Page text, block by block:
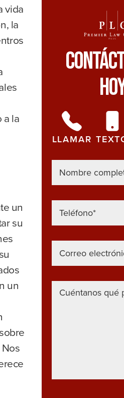
vida
la
a la
un
su
un
LLAMAR